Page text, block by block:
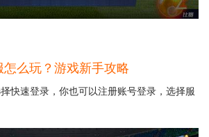
怎么玩？游戏新手攻略
快速登录，你也可以注册账号登录，选择服